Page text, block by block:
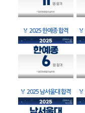
🏅 2025 한예종 합격 🏅
🏅 2025 남서울대 합격 🏅